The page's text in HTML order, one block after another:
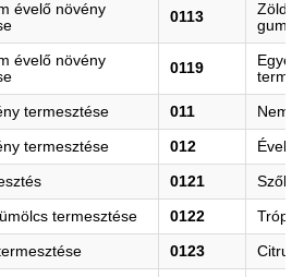
évelő növény
0113
évelő növény
0119
termesztése 011
termesztése 012
0121
termesztése 0122
0123